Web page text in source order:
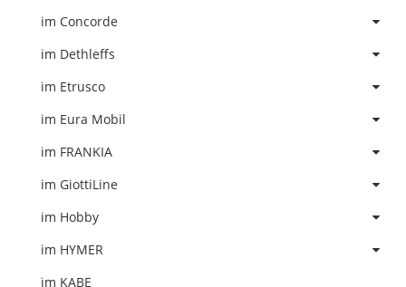
im Concorde
im Dethleffs
im Etrusco
im Eura Mobil
im FRANKIA
im GiottiLine
im Hobby
im HYMER
im KABE